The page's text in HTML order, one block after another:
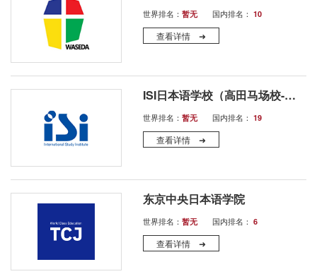
世界排名： 暂无 国内排名： 10
查看详情 ➜
ISI日本语学校（高田马场校-就职）
世界排名： 暂无 国内排名： 19
查看详情 ➜
东京中央日本语学院
世界排名： 暂无 国内排名： 6
查看详情 ➜